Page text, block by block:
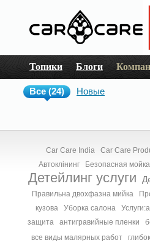
Топики Блоги
Все (24) Новые
Car Care India Car Care
Автоклінинг
Безопасная
Детейлинг услуги
Правильна двохфазна мийка
кузова
Уборка салона
защита
антигравийные пленки
все виды малярных работ